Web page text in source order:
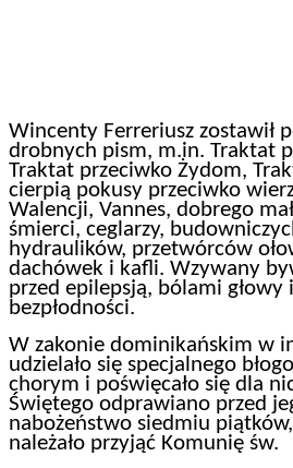
Wincenty Ferreriusz zostawił
drobnych pism, m.in. Traktat
Traktat przeciwko Żydom,
cierpią pokusy przeciwko
Walencji, Vannes, dobrego
śmierci, ceglarzy,
hydraulików, przetwórców
dachówek i kafli. Wzywany
przed epilepsją, bólami głowy
bezpłodności.
W zakonie dominikańskim w
udzielało się specjalnego
chorym i poświęcało się dla
Świętego odprawiano przed
nabożeństwo siedmiu
należało przyjąć Komunię św.